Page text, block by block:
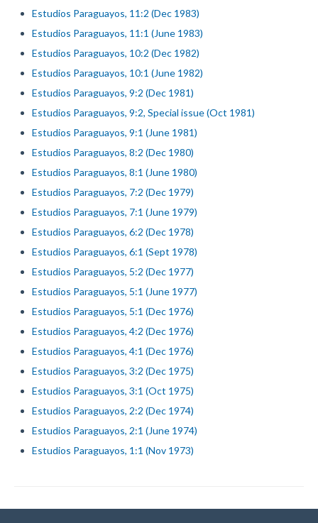
Estudios Paraguayos, 11:2 (Dec 1983)
Estudios Paraguayos, 11:1 (June 1983)
Estudios Paraguayos, 10:2 (Dec 1982)
Estudios Paraguayos, 10:1 (June 1982)
Estudios Paraguayos, 9:2 (Dec 1981)
Estudios Paraguayos, 9:2, Special issue (Oct 1981)
Estudios Paraguayos, 9:1 (June 1981)
Estudios Paraguayos, 8:2 (Dec 1980)
Estudios Paraguayos, 8:1 (June 1980)
Estudios Paraguayos, 7:2 (Dec 1979)
Estudios Paraguayos, 7:1 (June 1979)
Estudios Paraguayos, 6:2 (Dec 1978)
Estudios Paraguayos, 6:1 (Sept 1978)
Estudios Paraguayos, 5:2 (Dec 1977)
Estudios Paraguayos, 5:1 (June 1977)
Estudios Paraguayos, 5:1 (Dec 1976)
Estudios Paraguayos, 4:2 (Dec 1976)
Estudios Paraguayos, 4:1 (Dec 1976)
Estudios Paraguayos, 3:2 (Dec 1975)
Estudios Paraguayos, 3:1 (Oct 1975)
Estudios Paraguayos, 2:2 (Dec 1974)
Estudios Paraguayos, 2:1 (June 1974)
Estudios Paraguayos, 1:1 (Nov 1973)